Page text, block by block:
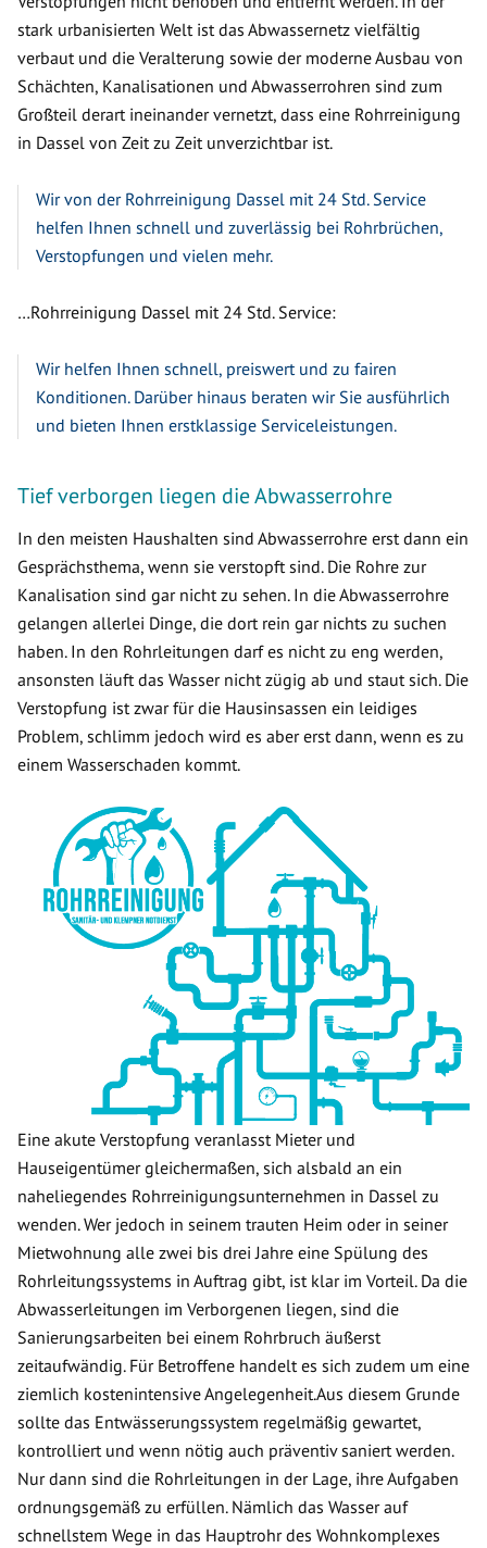
stark urbanisierten Welt ist das Abwassernetz vielfältig
verbaut und die Veralterung sowie der moderne Ausbau von
Schächten, Kanalisationen und Abwasserrohren sind zum
Großteil derart ineinander vernetzt, dass eine Rohrreinigung
in Dassel von Zeit zu Zeit unverzichtbar ist.
Wir von der Rohrreinigung Dassel mit 24 Std. Service
helfen Ihnen schnell und zuverlässig bei Rohrbrüchen,
Verstopfungen und vielen mehr.
…Rohrreinigung Dassel mit 24 Std. Service:
Wir helfen Ihnen schnell, preiswert und zu fairen
Konditionen. Darüber hinaus beraten wir Sie ausführlich
und bieten Ihnen erstklassige Serviceleistungen.
Tief verborgen liegen die Abwasserrohre
In den meisten Haushalten sind Abwasserrohre erst dann ein
Gesprächsthema, wenn sie verstopft sind. Die Rohre zur
Kanalisation sind gar nicht zu sehen. In die Abwasserrohre
gelangen allerlei Dinge, die dort rein gar nichts zu suchen
haben. In den Rohrleitungen darf es nicht zu eng werden,
ansonsten läuft das Wasser nicht zügig ab und staut sich. Die
Verstopfung ist zwar für die Hausinsassen ein leidiges
Problem, schlimm jedoch wird es aber erst dann, wenn es zu
einem Wasserschaden kommt.
Eine akute Verstopfung veranlasst Mieter und
Hauseigentümer gleichermaßen, sich alsbald an ein
naheliegendes Rohrreinigungsunternehmen in Dassel zu
wenden. Wer jedoch in seinem trauten Heim oder in seiner
Mietwohnung alle zwei bis drei Jahre eine Spülung des
Rohrleitungssystems in Auftrag gibt, ist klar im Vorteil. Da die
Abwasserleitungen im Verborgenen liegen, sind die
Sanierungsarbeiten bei einem Rohrbruch äußerst
zeitaufwändig. Für Betroffene handelt es sich zudem um eine
ziemlich kostenintensive Angelegenheit.Aus diesem Grunde
sollte das Entwässerungssystem regelmäßig gewartet,
kontrolliert und wenn nötig auch präventiv saniert werden.
Nur dann sind die Rohrleitungen in der Lage, ihre Aufgaben
ordnungsgemäß zu erfüllen. Nämlich das Wasser auf
schnellstem Wege in das Hauptrohr des Wohnkomplexes